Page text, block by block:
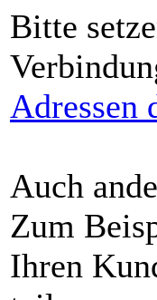
Bitte
Adressen
Auch
Zum
Ihren